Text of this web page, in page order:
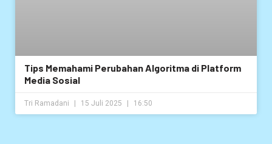
Tips Memahami Perubahan Algoritma di Platform
Media Sosial
Tri Ramadani 15 Juli 2025 16:50